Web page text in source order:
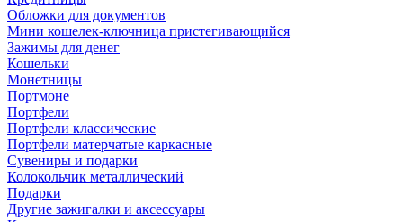
Обложки для документов
Мини кошелек-ключница пристегивающийся
Зажимы для денег
Кошельки
Монетницы
Портмоне
Портфели
Портфели классические
Портфели матерчатые каркасные
Сувениры и подарки
Колокольчик металлический
Подарки
Другие зажигалки и аксессуары